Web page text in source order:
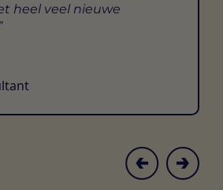
heel veel nieuwe